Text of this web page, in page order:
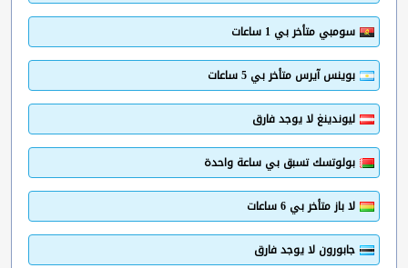
سومبي متأخر بي 1 ساعات
بوينس آيرس متأخر بي 5 ساعات
ليوندينغ لا يوجد فارق
بولوتسك تسبق بي ساعة واحدة
لا باز متأخر بي 6 ساعات
جابورون لا يوجد فارق